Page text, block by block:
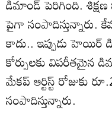
డిమాండ్‌ పెరిగింది. శిక్షణ
పైగా సంపాదిస్తున్నారు.
కాదు.. ఇప్పుడు హెయిర్‌
కోర్సులకు విపరీతమైన
మేకప్‌ ఆర్టిస్ట్‌ రోజుకు
సంపాదిస్తున్నారు.